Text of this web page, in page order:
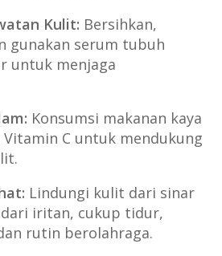
Kulit: Bersihkan,
gunakan serum tubuh
untuk menjaga
Konsumsi makanan kaya
Vitamin C untuk mendukung
Lindungi kulit dari sinar
iritan, cukup tidur,
rutin berolahraga.